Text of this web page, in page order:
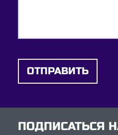
ОТПРАВИТЬ
ПОДПИСАТЬСЯ